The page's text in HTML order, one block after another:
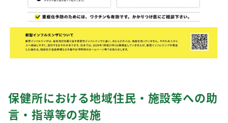
保健所における地域住民・施設等への助
言・指導等の実施